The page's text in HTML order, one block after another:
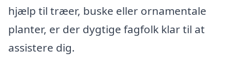
hjælp til træer, buske eller ornamentale
planter, er der dygtige fagfolk klar til at
assistere dig.